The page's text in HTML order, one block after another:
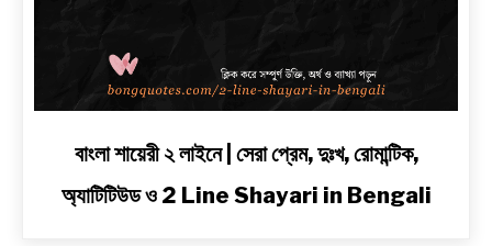
বাংলা শায়েরী ২ লাইনে | সেরা প্রেম, দুঃখ, রোমান্টিক,
অ্যাটিটিউড ও 2 Line Shayari in Bengali